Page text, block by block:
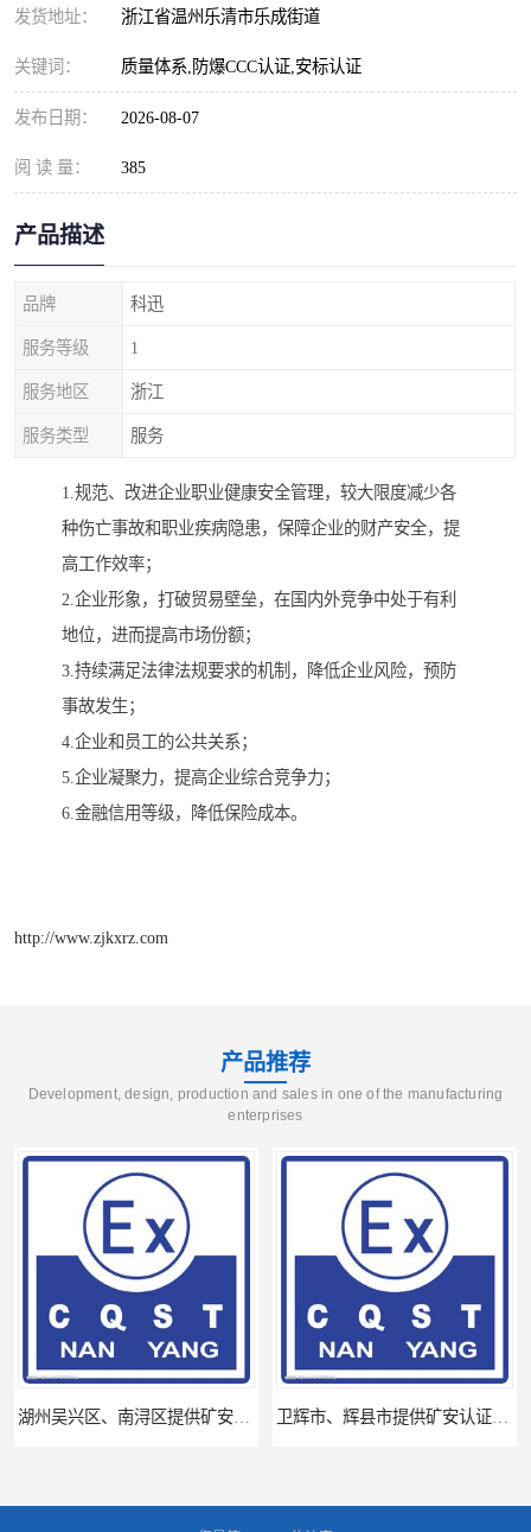
发货地址： 浙江省温州乐清市乐成街道
关键词： 质量体系,防爆CCC认证,安标认证
发布日期： 2026-08-07
阅 读 量： 385
产品描述
品牌 科迅
服务等级 1
服务地区 浙江
服务类型 服务
1.规范、改进企业职业健康安全管理，较大限度减少各
种伤亡事故和职业疾病隐患，保障企业的财产安全，提
高工作效率；
2.企业形象，打破贸易壁垒，在国内外竞争中处于有利
地位，进而提高市场份额；
3.持续满足法律法规要求的机制，降低企业风险，预防
事故发生；
4.企业和员工的公共关系；
5.企业凝聚力，提高企业综合竞争力；
6.金融信用等级，降低保险成本。
http://www.zjkxrz.com
产品推荐
Development, design, production and sales in one of the manufacturing
enterprises